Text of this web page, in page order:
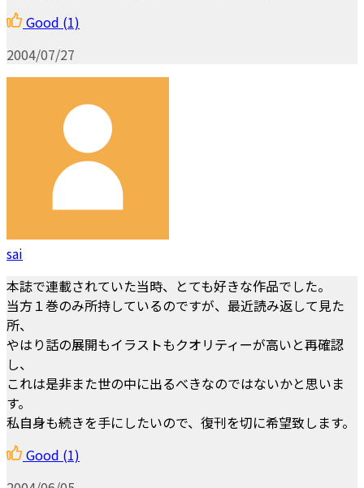
Good (1)
2004/07/27
sai
本誌で連載されていた当時、とても好きな作品でした。
当方１巻のみ所持しているのですが、最近読み返して見た
所、
やはり話の展開もイラストもクオリティーが高いと再確認
し、
これは是非また世の中に出るべきなのではないかと思いま
す。
私自身も続きを手にしたいので、復刊を切に希望致します。
Good (1)